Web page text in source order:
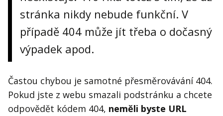
stránka nikdy nebude funkční. V
případě 404 může jít třeba o dočasný
výpadek apod.
Častou chybou je samotné přesměrovávání 404.
Pokud jste z webu smazali podstránku a chcete
odpovědět kódem 404, neměli byste URL